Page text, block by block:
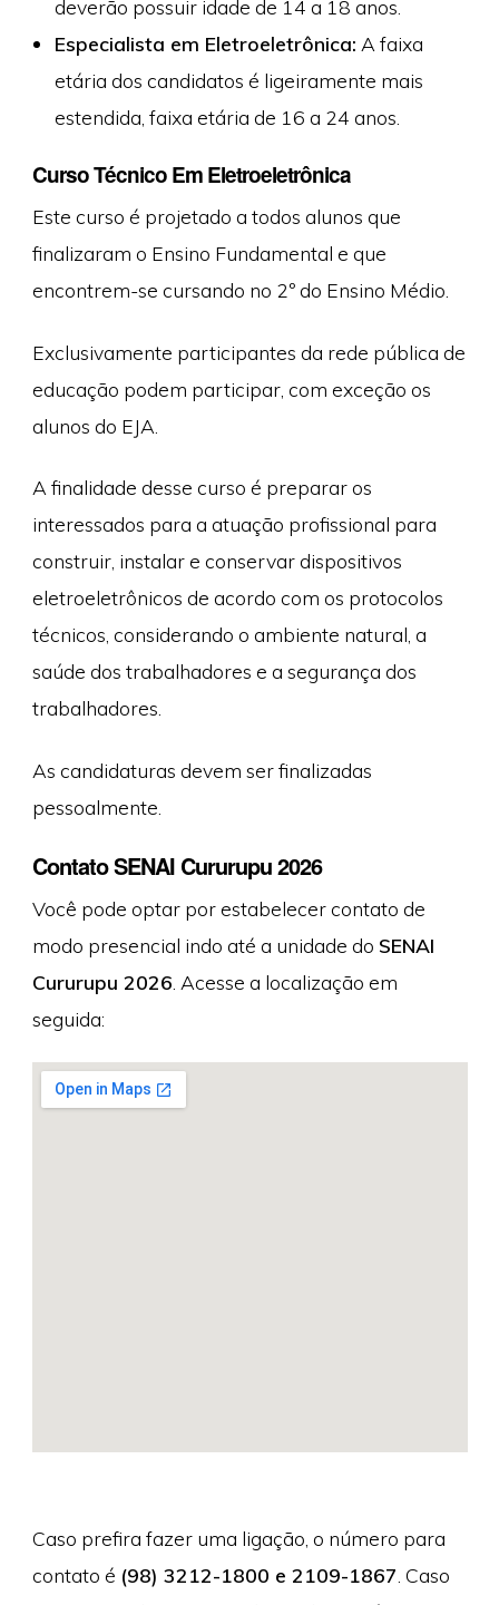
deverão possuir idade de 14 a 18 anos.
Especialista em Eletroeletrônica: A faixa
etária dos candidatos é ligeiramente mais
estendida, faixa etária de 16 a 24 anos.
Curso Técnico Em Eletroeletrônica
Este curso é projetado a todos alunos que
finalizaram o Ensino Fundamental e que
encontrem-se cursando no 2º do Ensino Médio.
Exclusivamente participantes da rede pública de
educação podem participar, com exceção os
alunos do EJA.
A finalidade desse curso é preparar os
interessados para a atuação profissional para
construir, instalar e conservar dispositivos
eletroeletrônicos de acordo com os protocolos
técnicos, considerando o ambiente natural, a
saúde dos trabalhadores e a segurança dos
trabalhadores.
As candidaturas devem ser finalizadas
pessoalmente.
Contato SENAI Cururupu 2026
Você pode optar por estabelecer contato de
modo presencial indo até a unidade do SENAI
Cururupu 2026 . Acesse a localização em
seguida:
Caso prefira fazer uma ligação, o número para
contato é (98) 3212-1800 e 2109-1867 . Caso